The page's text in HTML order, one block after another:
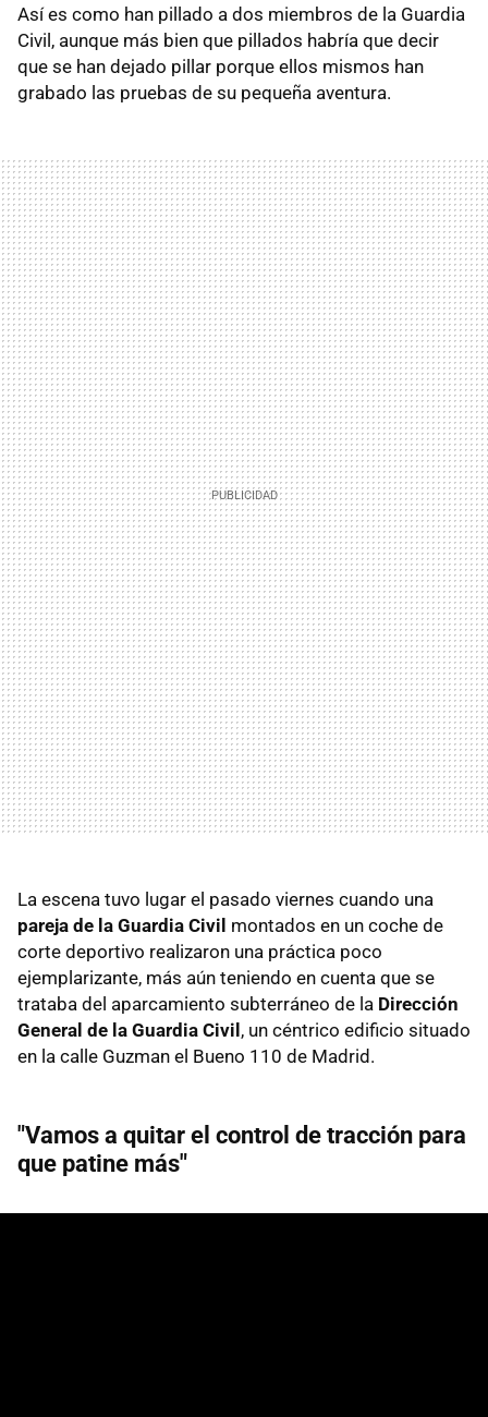
Así es como han pillado a dos miembros de la Guardia
Civil, aunque más bien que pillados habría que decir
que se han dejado pillar porque ellos mismos han
grabado las pruebas de su pequeña aventura.
La escena tuvo lugar el pasado viernes cuando una
pareja de la Guardia Civil montados en un coche de
corte deportivo realizaron una práctica poco
ejemplarizante, más aún teniendo en cuenta que se
trataba del aparcamiento subterráneo de la Dirección
General de la Guardia Civil, un céntrico edificio situado
en la calle Guzman el Bueno 110 de Madrid.
"Vamos a quitar el control de tracción para
que patine más"